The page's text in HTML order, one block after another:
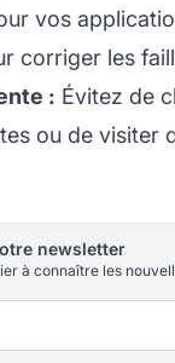
vos
corriger les
: Évitez de
ou de visiter
newsletter
à connaître les